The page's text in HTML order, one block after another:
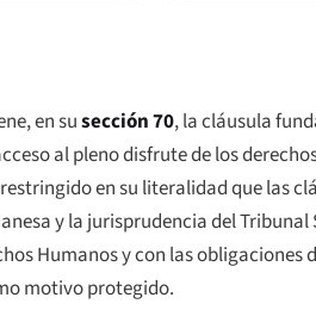
en susección 70, la cláusula
al pleno disfrute de los
en su literalidad que las
y la jurisprudencia del Tribunal
Humanos y con las obligaciones
motivo protegido.